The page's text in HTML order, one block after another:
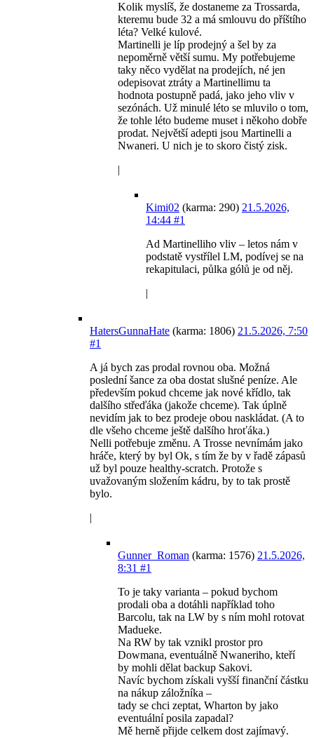
Kolik myslíš, že dostaneme za Trossarda,
kteremu bude 32 a má smlouvu do příštího
léta? Velké kulové.
Martinelli je líp prodejný a šel by za
nepoměrně větší sumu. My potřebujeme
taky něco vydělat na prodejích, né jen
odepisovat ztráty a Martinellimu ta
hodnota postupně padá, jako jeho vliv v
sezónách. Už minulé léto se mluvilo o tom,
že tohle léto budeme muset i někoho dobře
prodat. Největší adepti jsou Martinelli a
Nwaneri. U nich je to skoro čistý zisk.
|
Kimi02 (karma: 290) 21.5.2026,
14:44 #1
Ad Martinelliho vliv – letos nám v
podstatě vystřílel LM, podívej se na
rekapitulaci, půlka gólů je od něj.
|
HatersGunnaHate (karma: 1806) 21.5.2026, 7:50
#1
A já bych zas prodal rovnou oba. Možná
poslední šance za oba dostat slušné peníze. Ale
především pokud chceme jak nové křídlo, tak
dalšího střeďáka (jakože chceme). Tak úplně
nevidím jak to bez prodeje obou naskládat. (A to
dle všeho chceme ještě dalšího hroťáka.)
Nelli potřebuje změnu. A Trosse nevnímám jako
hráče, který by byl Ok, s tím že by v řadě zápasů
už byl pouze healthy-scratch. Protože s
uvažovaným složením kádru, by to tak prostě
bylo.
|
Gunner_Roman (karma: 1576) 21.5.2026,
8:31 #1
To je taky varianta – pokud bychom
prodali oba a dotáhli například toho
Barcolu, tak na LW by s ním mohl rotovat
Madueke.
Na RW by tak vznikl prostor pro
Dowmana, eventuálně Nwaneriho, kteří
by mohli dělat backup Sakovi.
Navíc bychom získali vyšší finanční částku
na nákup záložníka –
tady se chci zeptat, Wharton by jako
eventuální posila zapadal?
Mě herně přijde celkem dost zajímavý.